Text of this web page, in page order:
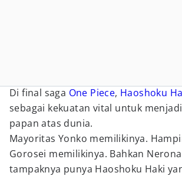
Di final saga One Piece, Haoshoku
sebagai kekuatan vital untuk
papan atas dunia.
Mayoritas Yonko memilikinya.
Gorosei memilikinya. Bahkan
tampaknya punya Haoshoku Haki